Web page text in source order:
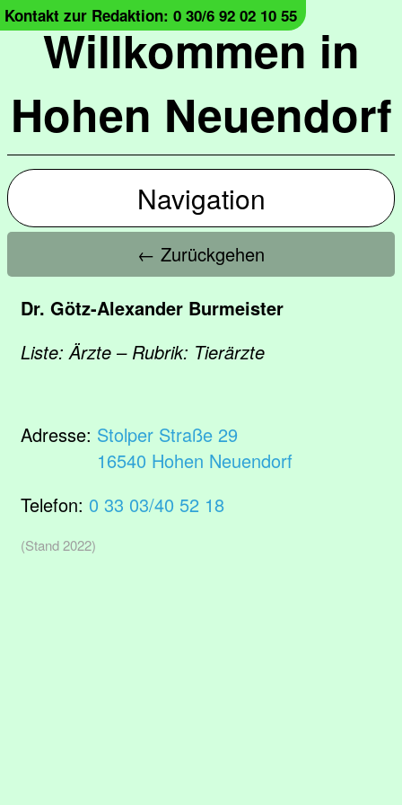
Willkommen in
Hohen Neuendorf
Kontakt zur Redaktion: 0 30/6 92 02 10 55
Navigation
← Zurückgehen
Dr. Götz-Alexander Burmeister
Liste: Ärzte – Rubrik: Tierärzte
Adresse: Stolper Straße 29
16540 Hohen Neuendorf
Telefon: 0 33 03/40 52 18
(Stand 2022)